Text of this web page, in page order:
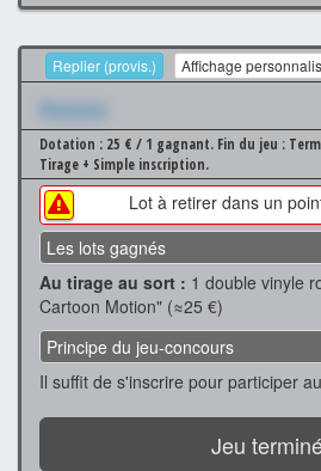
Replier (provis.) Affichage
Xxxxxxx
Dotation : 25 € / 1 gagnant. Fin du jeu :
Tirage + Simple inscription.
Lot à retirer dans un
Les lots gagnés
Au tirage au sort : 1 double vinyle
Cartoon Motion" (≈25 €)
Principe du jeu-concours
Il suffit de s'inscrire pour participer
Jeu